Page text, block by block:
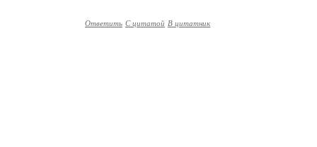
Ответить С цитатой В цитатник